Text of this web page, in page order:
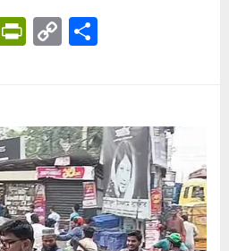
PrintFriendly
Copy
Link